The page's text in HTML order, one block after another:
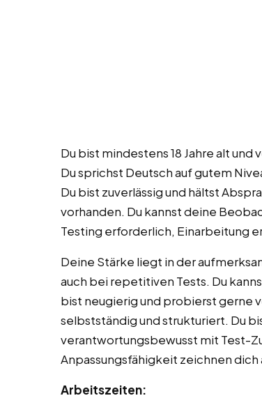
Du bist mindestens 18 Jahre alt
Du sprichst Deutsch auf gutem
Du bist zuverlässig und hältst
vorhanden. Du kannst deine
Testing erforderlich, Einarbeitung
Deine Stärke liegt in der
auch bei repetitiven Tests. Du
bist neugierig und probierst gerne
selbstständig und strukturiert. Du
verantwortungsbewusst mit Test-
Anpassungsfähigkeit zeichnen dich
Arbeitszeiten: